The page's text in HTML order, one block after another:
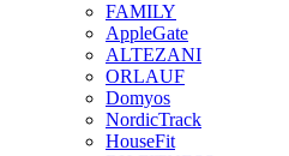
FAMILY
AppleGate
ALTEZANI
ORLAUF
Domyos
NordicTrack
HouseFit